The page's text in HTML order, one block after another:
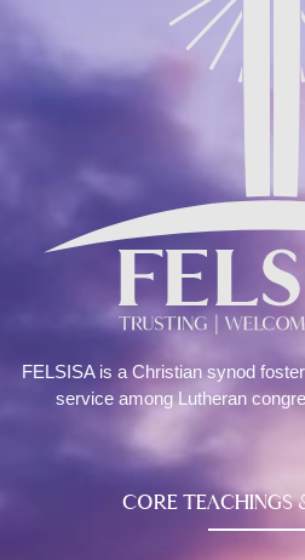
FELSISA is a Christian synod
service among Lutheran
CORE TEACHINGS